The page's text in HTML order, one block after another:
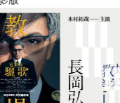
而，同時間瑪洛莉
鬼」的過程，又似乎
正有愛的心眼，使她
、視角多元性，讀者
、多重感官體驗的
在跟隨角色的視野看